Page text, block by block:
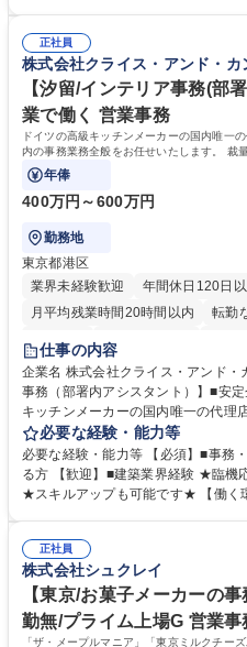
生に関する業務等■健康診断、産業
ポート■社内ルールの運用・各種社
部門業務 募集職種 【大阪/総務・人事（労務）担当者】3Dプリンター事
業/NTTデータG/年休129日
アが磨けます。 ◎NTTデータグルー
もに、働き方改革も推進しています。 学歴・資格 学歴：大学院 大学
短大 専修学校 語学力： 資格：
正社員
株式会社クライス・アンド・カ
【汐留/インテリア事務(部
業で働く 営業事務
ドイツの高級キッチンメーカーの国内唯一
内の事務業務全般をお任せいたします。 裁
ップも可能です。
年俸
400万円～600万円
勤務地
東京都港区
業界未経験歓迎
年間休日120日
月平均残業時間20時間以内
転勤
育休あり
完全週休2日制
駅近5分以内
土日祝休み
仕事の内容
企業名 株式会社クライス・アンド・カンパニー 求人名
事務（部署内アシスタント）】■安定企業で働く 仕事の
キッチンメーカーの国内唯一の代理
署内の事務業務全般をお任せいたし
ため、スキルアップも可能です。 【部署内の事務業務全般】 ■サンプルの
仕分け・整理 ■電話応対 ■書類作成
類を取りまとめて経理へ提出等） ■
インテリア事務（部署内アシスタン
必要な経験・能力等
必要な経験・能力等 【必須】■事務
る方 【歓迎】■建築業界経験 ★臨機
★スキルアップも可能です★ 【働く環境】日々の業務を通じて、組織全体
ームとの協力や新しいアイデアを活
働けます。 【歓迎】 ■インテリアの
れている方 学歴・資格 学歴：大学院 大学 高専 短大 専修学校 語学力： 資
格：
正社員
株式会社シュクレイ
【東京/お菓子メーカーの
勤無/プライム上場G 営業事
「ザ・メープルマニア」「東京ミルクチー